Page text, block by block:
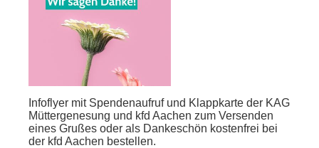
Infoflyer mit Spendenaufruf und Klappkarte der KAG
Müttergenesung und kfd Aachen zum Versenden
eines Grußes oder als Dankeschön kostenfrei bei
der kfd Aachen bestellen.